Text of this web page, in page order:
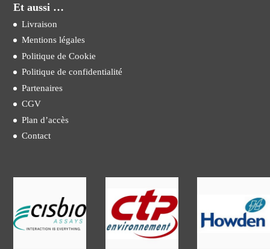
Et aussi …
Livraison
Mentions légales
Politique de Cookie
Politique de confidentialité
Partenaires
CGV
Plan d’accès
Contact